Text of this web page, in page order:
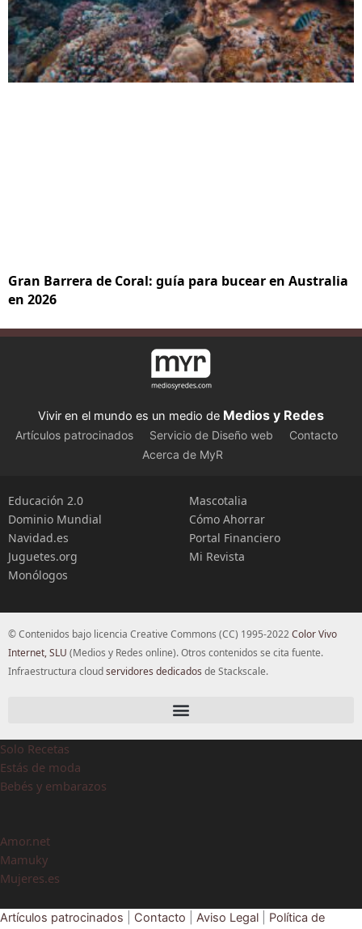
Gran Barrera de Coral: guía para bucear en Australia
en 2026
Vivir en el mundo es un medio de Medios y Redes
Artículos patrocinados Servicio de Diseño web
Contacto
Acerca de MyR
Educación 2.0
Dominio Mundial
Navidad.es
Juguetes.org
Monólogos
Mascotalia
Cómo Ahorrar
Portal Financiero
Mi Revista
© Contenidos bajo licencia Creative Commons (CC) 1995-2022Color Vivo
Internet, SLU (Medios y Redes online). Otros contenidos se cita fuente.
Infraestructura cloudservidores dedicados de Stackscale.
Solo Recetas
Estás de moda
Bebés y embarazos
Amor.net
Mamuky
Mujeres.es
Artículos patrocinados Contacto Aviso Legal Política de